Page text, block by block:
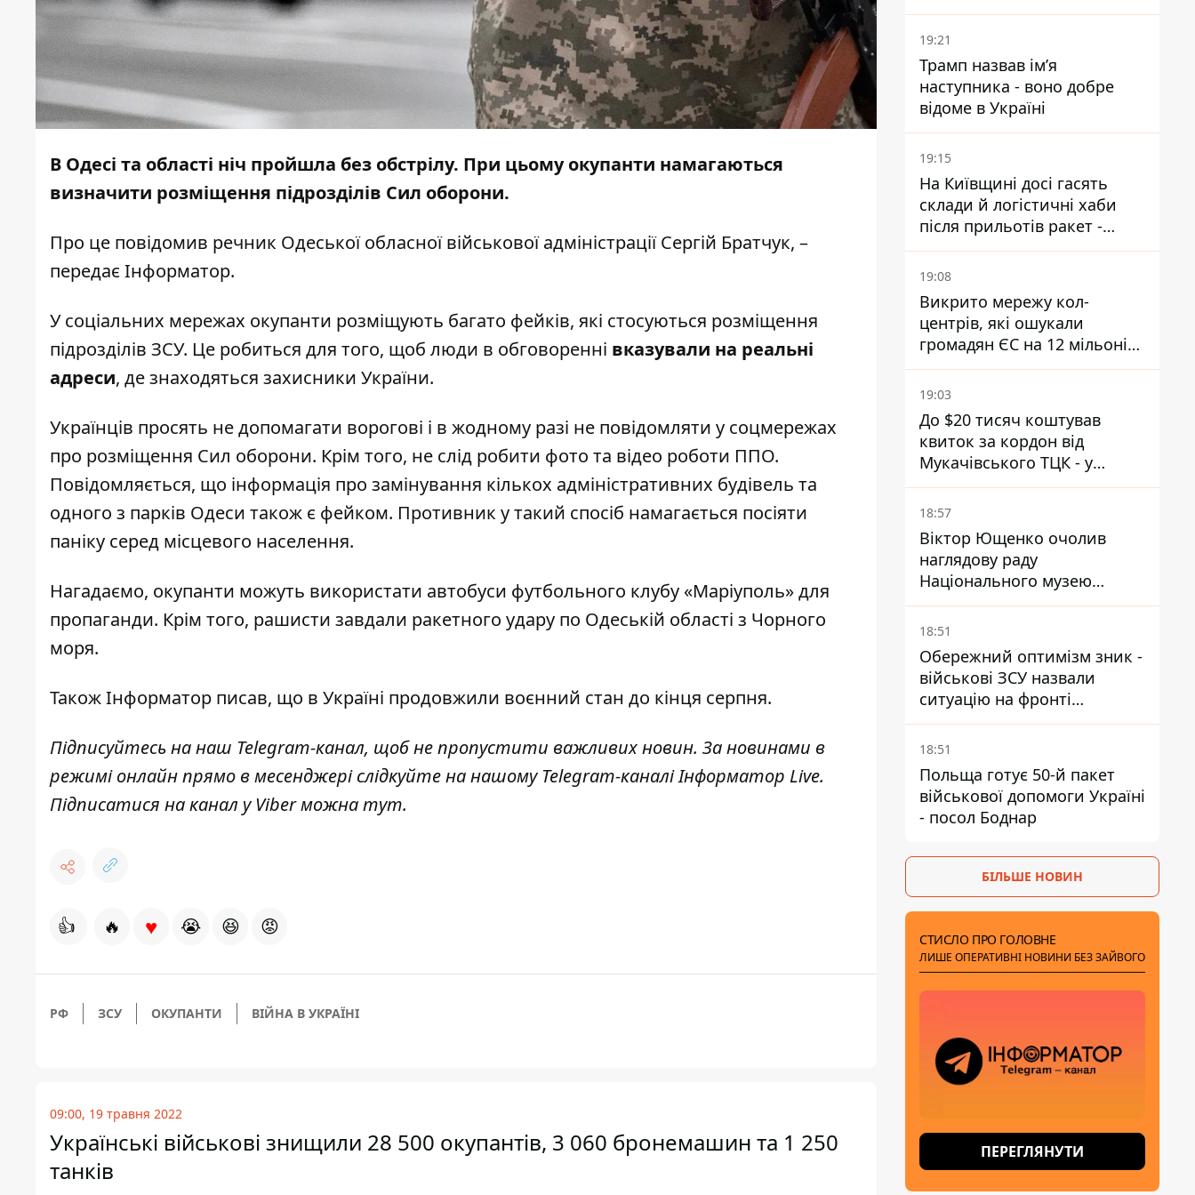
В Одесі та області ніч пройшла без обстрілу. При цьому окупанти намагаються
визначити розміщення підрозділів Сил оборони.
Про це повідомив речник Одеської обласної військової адміністрації Сергій Братчук, –
передає Інформатор.
У соціальних мережах окупанти розміщують багато фейків, які стосуються розміщення
підрозділів ЗСУ. Це робиться для того, щоб люди в обговоренні вказували на реальні
адреси, де знаходяться захисники України.
Українців просять не допомагати ворогові і в жодному разі не повідомляти у соцмережах
про розміщення Сил оборони. Крім того, не слід робити фото та відео роботи ППО.
Повідомляється, що інформація про замінування кількох адміністративних будівель та
одного з парків Одеси також є фейком. Противник у такий спосіб намагається посіяти
паніку серед місцевого населення.
Нагадаємо, окупанти можуть використати автобуси футбольного клубу «Маріуполь»для
пропаганди. Крім того, рашисти завдали ракетного удару по Одеській області з Чорного
моря.
ТакожІнформатор писав, що в Україні продовжили воєнний стан до кінця серпня.
Підписуйтесь на наш Telegram-канал, щоб не пропустити важливих новин. За новинами в
режимі онлайн прямо в месенджері слідкуйте на нашому Telegram-каналіІнформатор Live.
Підписатися на канал у Viber можнатут.
👍 🔥 ♥ 😭 😆 😡
РФ ЗСУ ОКУПАНТИ ВІЙНА В УКРАЇНІ
09:00, 19 травня 2022
Українські військові знищили 28 500 окупантів, 3 060 бронемашин та 1 250
танків
полювання на людей у
містах
19:21
Трамп назвав імʼя
наступника - воно добре
відоме в Україні
19:15
На Київщині досі гасять
склади й логістичні хаби
після прильотів ракет -
ДСНС
19:08
Викрито мережу кол-
центрів, які ошукали
громадян ЄС на 12 мільонів
- спільна операція поліції
України та Чехії
19:03
До $20 тисяч коштував
квиток за кордон від
Мукачівського ТЦК - у
гучній справі перші підозри
отримали двоє колишніх
керівників
18:57
Віктор Ющенко очолив
наглядову раду
Національного музею
Голодомору-геноциду - що
відомо про посаду
18:51
Обережний оптимізм зник -
військові ЗСУ назвали
ситуацію на фронті
складнішою - Bild
18:51
Польща готує 50-й пакет
військової допомоги Україні
- посол Боднар
БІЛЬШЕ НОВИН
СТИСЛО ПРО ГОЛОВНЕ
ЛИШЕ ОПЕРАТИВНІ НОВИНИ БЕЗ ЗАЙВОГО
ПЕРЕГЛЯНУТИ